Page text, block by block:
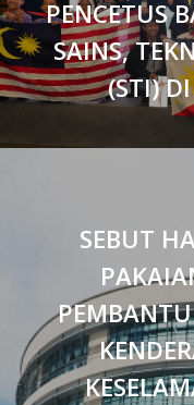
PENCETUS
SAINS,
(STI)
SEBUT